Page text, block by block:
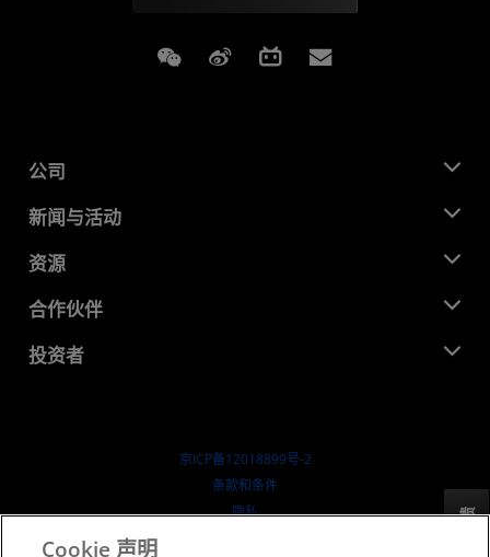
Weixin Weibo Bilibili
公司
关于 AMD
企业责任
就业机会
联系我们
新闻与活动
新闻中心
媒体库
资源
开发中心
成功案例
合作伙伴
AMD 合作伙伴中心
投资者
SEC 报告
京ICP备12018899号-2
​条款和条件
隐私
反馈
Cookie 声明